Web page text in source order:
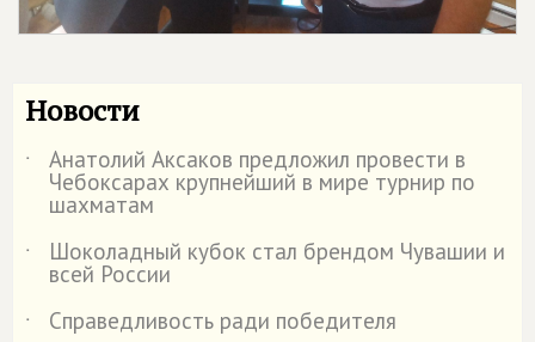
Новости
˙ Анатолий Аксаков предложил провести в
Чебоксарах крупнейший в мире турнир по
шахматам
˙
Шоколадный кубок стал брендом Чувашии и
всей России
˙
Справедливость ради победителя